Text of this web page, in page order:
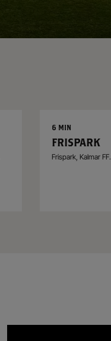
6 MIN
FRISPARK
Frispark, Kalmar FF.